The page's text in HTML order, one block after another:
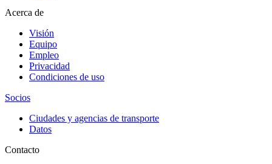
Acerca de
Visión
Equipo
Empleo
Privacidad
Condiciones de uso
Socios
Ciudades y agencias de transporte
Datos
Contacto